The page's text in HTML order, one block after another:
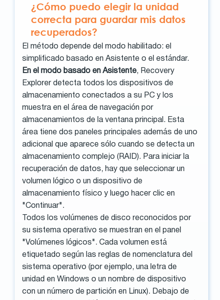
¿Cómo puedo elegir la unidad
correcta para guardar mis datos
recuperados?
El método depende del modo habilitado: el
simplificado basado en Asistente o el estándar.
En el modo basado en Asistente, Recovery
Explorer detecta todos los dispositivos de
almacenamiento conectados a su PC y los
muestra en el área de navegación por
almacenamientos de la ventana principal. Esta
área tiene dos paneles principales además de uno
adicional que aparece sólo cuando se detecta un
almacenamiento complejo (RAID). Para iniciar la
recuperación de datos, hay que seleccionar un
volumen lógico o un dispositivo de
almacenamiento físico y luego hacer clic en
"Continuar".
Todos los volúmenes de disco reconocidos por
su sistema operativo se muestran en el panel
"Volúmenes lógicos". Cada volumen está
etiquetado según las reglas de nomenclatura del
sistema operativo (por ejemplo, una letra de
unidad en Windows o un nombre de dispositivo
con un número de partición en Linux). Debajo de